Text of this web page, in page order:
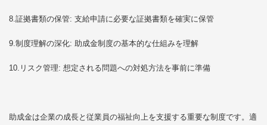
8.証拠書類の保管: 支給申請に必要な証拠書類を確実に保管
9.制度理解の深化: 助成金制度の基本的な仕組みを理解
10.リスク管理: 想定される問題への対処方法を事前に準備
助成金は企業の成長と従業員の福祉向上を支援する重要な制度です。適